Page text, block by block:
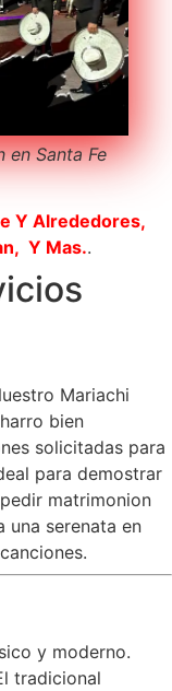
en Santa Fe
Y Alrededores,
Y Mas..
Mariachi
bien
solicitadas para
para demostrar
matrimonion
una serenata en
y moderno.
tradicional